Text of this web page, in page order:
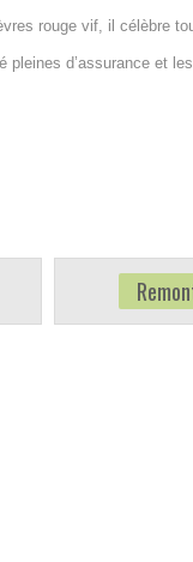
rouge vif, il célèbre
d’assurance et